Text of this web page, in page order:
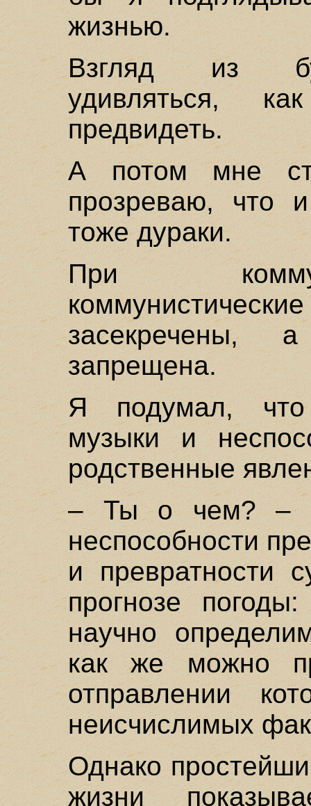
жизнью.
Взгляд из
удивляться,
предвидеть.
А потом мне
прозреваю,
тоже дураки.
При
запрещена.
Я подумал, что
музыки и
родственные
– Ты о чем? –
неспособности
и превратности
прогнозе
научно
как же можно
отправлении
неисчислимых
Однако
жизни